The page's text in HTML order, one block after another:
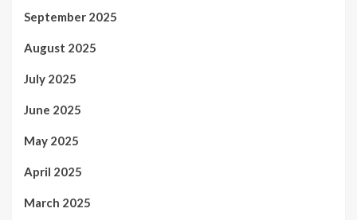
September 2025
August 2025
July 2025
June 2025
May 2025
April 2025
March 2025